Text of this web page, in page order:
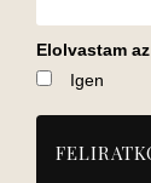
Elolvastam az
Igen